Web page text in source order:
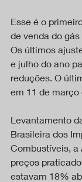
Esse é o
de venda do
Os últimos
e julho do ano
reduções. O
em 11 de março
Levantamento
Brasileira dos
Combustíveis, a
preços
estavam 18%